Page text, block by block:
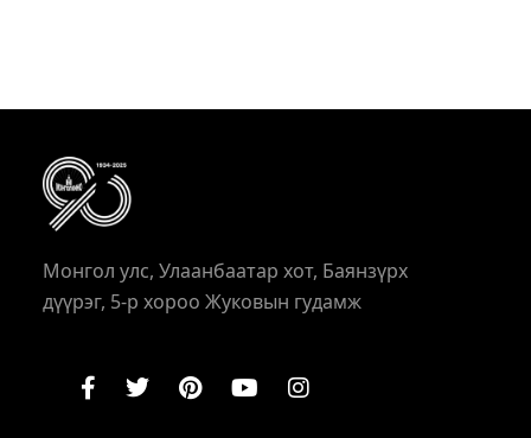
Монгол улс, Улаанбаатар хот, Баянзүрх
дүүрэг, 5-р хороо Жуковын гудамж